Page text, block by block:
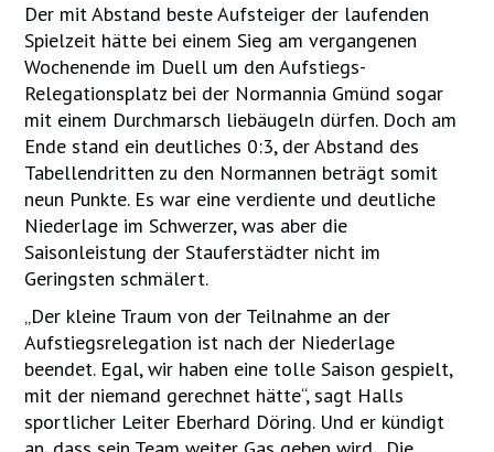
Der mit Abstand beste Aufsteiger der laufenden
Spielzeit hätte bei einem Sieg am vergangenen
Wochenende im Duell um den Aufstiegs-
Relegationsplatz bei der Normannia Gmünd sogar
mit einem Durchmarsch liebäugeln dürfen. Doch am
Ende stand ein deutliches 0:3, der Abstand des
Tabellendritten zu den Normannen beträgt somit
neun Punkte. Es war eine verdiente und deutliche
Niederlage im Schwerzer, was aber die
Saisonleistung der Stauferstädter nicht im
Geringsten schmälert.
„Der kleine Traum von der Teilnahme an der
Aufstiegsrelegation ist nach der Niederlage
beendet. Egal, wir haben eine tolle Saison gespielt,
mit der niemand gerechnet hätte“, sagt Halls
sportlicher Leiter Eberhard Döring. Und er kündigt